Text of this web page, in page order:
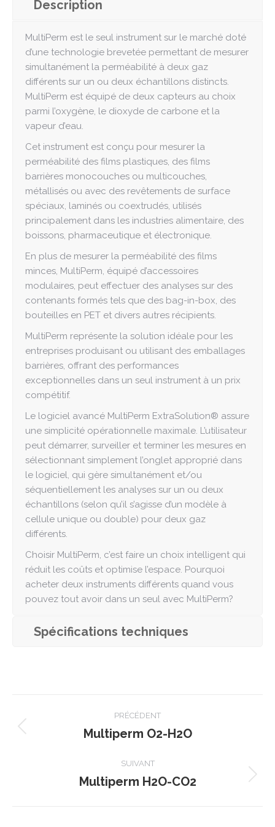
Description
MultiPerm est le seul instrument sur le marché doté
d’une technologie brevetée permettant de mesurer
simultanément la perméabilité à deux gaz
différents sur un ou deux échantillons distincts.
MultiPerm est équipé de deux capteurs au choix
parmi l’oxygène, le dioxyde de carbone et la
vapeur d’eau.
Cet instrument est conçu pour mesurer la
perméabilité des films plastiques, des films
barrières monocouches ou multicouches,
métallisés ou avec des revêtements de surface
spéciaux, laminés ou coextrudés, utilisés
principalement dans les industries alimentaire, des
boissons, pharmaceutique et électronique.
En plus de mesurer la perméabilité des films
minces, MultiPerm, équipé d’accessoires
modulaires, peut effectuer des analyses sur des
contenants formés tels que des bag-in-box, des
bouteilles en PET et divers autres récipients.
MultiPerm représente la solution idéale pour les
entreprises produisant ou utilisant des emballages
barrières, offrant des performances
exceptionnelles dans un seul instrument à un prix
compétitif.
Le logiciel avancé MultiPerm ExtraSolution® assure
une simplicité opérationnelle maximale. L’utilisateur
peut démarrer, surveiller et terminer les mesures en
sélectionnant simplement l’onglet approprié dans
le logiciel, qui gère simultanément et/ou
séquentiellement les analyses sur un ou deux
échantillons (selon qu’il s’agisse d’un modèle à
cellule unique ou double) pour deux gaz
différents.
Choisir MultiPerm, c’est faire un choix intelligent qui
réduit les coûts et optimise l’espace. Pourquoi
acheter deux instruments différents quand vous
pouvez tout avoir dans un seul avec MultiPerm?
Spécifications techniques
Navigation
de
commentaire
PRÉCÉDENT
Onglet
Multiperm O2-H2O
SUIVANT
Projets
Multiperm H2O-CO2